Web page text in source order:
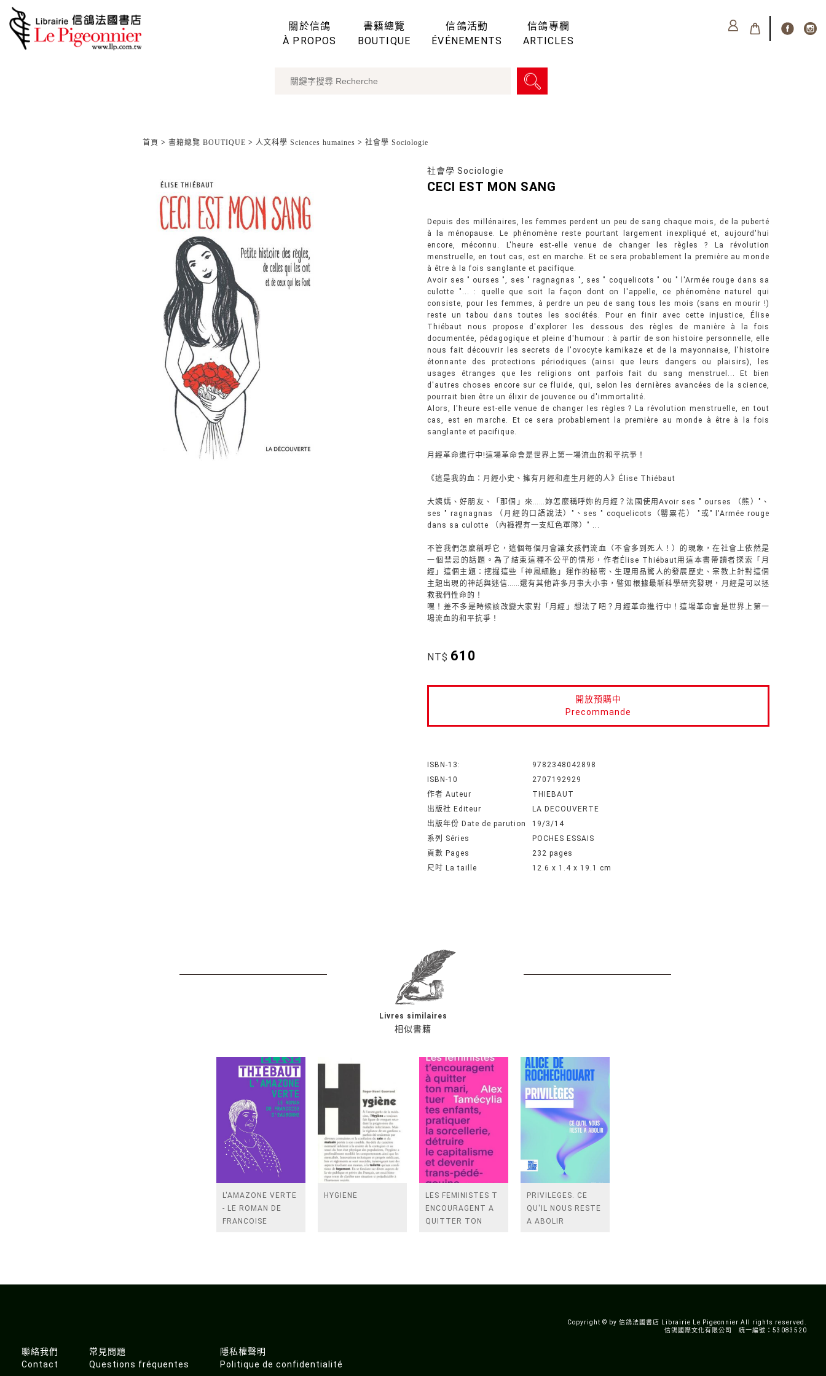
關於信鴿
À PROPOS
書籍總覽
BOUTIQUE
信鴿活動
ÉVÉNEMENTS
信鴿專欄
ARTICLES
首頁 > 書籍總覽 BOUTIQUE > 人文科學 Sciences humaines > 社會學 Sociologie
社會學 Sociologie
CECI EST MON SANG
Depuis des millénaires, les femmes perdent un peu de sang chaque mois, de la puberté
à la ménopause. Le phénomène reste pourtant largement inexpliqué et, aujourd'hui
encore, méconnu. L'heure est-elle venue de changer les règles ? La révolution
menstruelle, en tout cas, est en marche. Et ce sera probablement la première au monde
à être à la fois sanglante et pacifique.
Avoir ses " ourses ", ses " ragnagnas ", ses " coquelicots " ou " l'Armée rouge dans sa
culotte "... : quelle que soit la façon dont on l'appelle, ce phénomène naturel qui
consiste, pour les femmes, à perdre un peu de sang tous les mois (sans en mourir !)
reste un tabou dans toutes les sociétés. Pour en finir avec cette injustice, Élise
Thiébaut nous propose d'explorer les dessous des règles de manière à la fois
documentée, pédagogique et pleine d'humour : à partir de son histoire personnelle, elle
nous fait découvrir les secrets de l'ovocyte kamikaze et de la mayonnaise, l'histoire
étonnante des protections périodiques (ainsi que leurs dangers ou plaisirs), les
usages étranges que les religions ont parfois fait du sang menstruel... Et bien
d'autres choses encore sur ce fluide, qui, selon les dernières avancées de la science,
pourrait bien être un élixir de jouvence ou d'immortalité.
Alors, l'heure est-elle venue de changer les règles ? La révolution menstruelle, en tout
cas, est en marche. Et ce sera probablement la première au monde à être à la fois
sanglante et pacifique.
月經革命進行中!這場革命會是世界上第一場流血的和平抗爭！
《這是我的血：月經小史、擁有月經和產生月經的人》Élise Thiébaut
大姨媽、好朋友、「那個」來……妳怎麼稱呼妳的月經？法國使用Avoir ses " ourses （熊）"、
ses " ragnagnas （月經的口語說法）"、ses " coquelicots（罌粟花） "或" l'Armée rouge
dans sa culotte （內褲裡有一支紅色軍隊）" ...
不管我們怎麼稱呼它，這個每個月會讓女孩們流血（不會多到死人！）的現象，在社會上依然是
一個禁忌的話題。為了結束這種不公平的情形，作者Élise Thiébaut用這本書帶讀者探索「月
經」這個主題：挖掘這些「神風細胞」運作的秘密、生理用品驚人的發展歷史、宗教上針對這個
主題出現的神話與迷信……還有其他許多月事大小事，譬如根據最新科學研究發現，月經是可以拯
救我們性命的！
嘿！差不多是時候該改變大家對「月經」想法了吧？月經革命進行中！這場革命會是世界上第一
場流血的和平抗爭！
NT$ 610
開放預購中
Precommande
ISBN-13:
9782348042898
ISBN-10
2707192929
作者 Auteur
THIEBAUT
出版社 Editeur
LA DECOUVERTE
出版年份 Date de parution
19/3/14
系列 Séries
POCHES ESSAIS
頁數 Pages
232 pages
尺吋 La taille
12.6 x 1.4 x 19.1 cm
相似書籍
Livres similaires
L'AMAZONE VERTE
- LE ROMAN DE
FRANCOISE
HYGIENE
LES FEMINISTES T
ENCOURAGENT A
QUITTER TON
DETRUIR
PRIVILEGES. CE
QU'IL NOUS RESTE
A ABOLIR
Copyright © by 信鴿法國書店 Librairie Le Pigeonnier All rights reserved.
信鴿國際文化有限公司 統一編號：53083520
聯絡我們
Contact
常見問題
Questions fréquentes
隱私權聲明
Politique de confidentialité